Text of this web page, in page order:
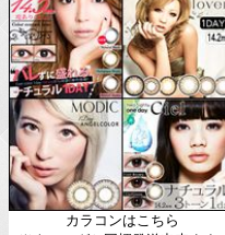
カラコンはこちら